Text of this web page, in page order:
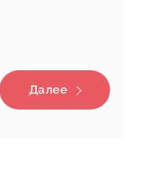
Услуги и продажи B2C
Далее